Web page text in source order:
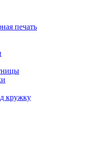
печать
кружку